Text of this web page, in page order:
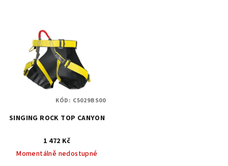
SINGING ROCK TOP CANYON
1 472 Kč
Momentálně nedostupné
KÓD: C5029BS00